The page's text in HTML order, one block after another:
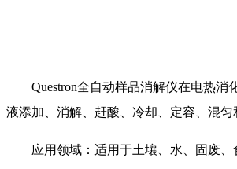
Questron全自动样品消解仪在电热
液添加、消解、赶酸、冷却、定容、混匀
应用领域：适用于土壤、水、固废